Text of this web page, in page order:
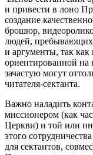
и привести в лоно
создание
брошюр,
людей, пребывающих
и аргументы, так
ориентированной на
зачастую могут
читателя-сектанта.
Важно наладить
миссионером (как
Церкви) и той или
этого
для сектантов,